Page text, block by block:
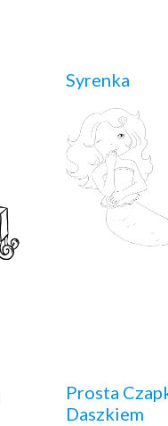
Syrenka
Prosta
Daszkiem